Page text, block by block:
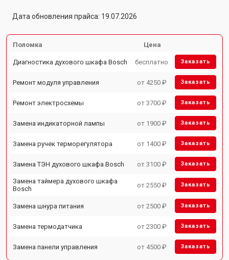
Дата обновления прайса: 19.07.2026
Поломка Цена
Диагностика духового шкафа Bosch бесплатно Заказать
Ремонт модуля управления от 4250 ₽ Заказать
Ремонт электросхемы от 3700 ₽ Заказать
Замена индикаторной лампы от 1900 ₽ Заказать
Замена ручек терморегулятора от 1400 ₽ Заказать
Замена ТЭН духового шкафа Bosch от 3100 ₽ Заказать
Замена таймера духового шкафа
Bosch
от 2550 ₽ Заказать
Замена шнура питания от 2500 ₽ Заказать
Замена термодатчика от 2300 ₽ Заказать
Замена панели управления от 4500 ₽ Заказать